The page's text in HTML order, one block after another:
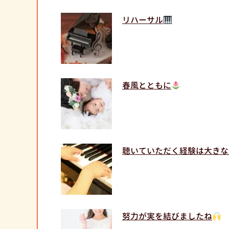
リハーサル
春風とともに
聴いていただく経験は大き
努力が実を結びましたね